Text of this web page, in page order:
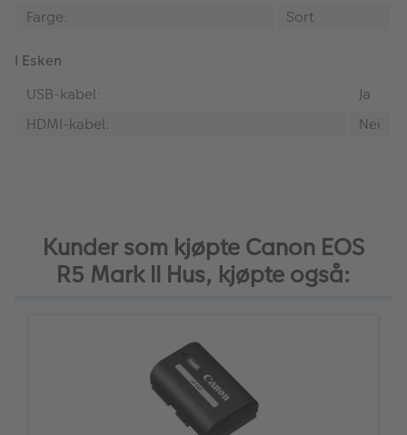
Farge:
Sort
I Esken
USB-kabel:
Ja
HDMI-kabel:
Nei
Kunder som kjøpte Canon EOS
R5 Mark II Hus, kjøpte også: